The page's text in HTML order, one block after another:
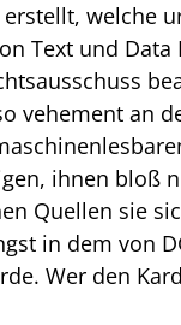
Text und
vehement an
ihnen bloß
Quellen sie
in dem von
Wer den